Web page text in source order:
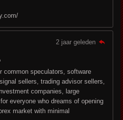
2 jaar geleden
common speculators, software
sellers, trading advisor sellers,
companies, large
everyone who dreams of opening
market with minimal